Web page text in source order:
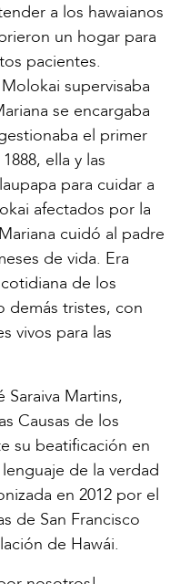
a los hawaianos
un hogar para
pacientes.
supervisaba
se encargaba
el primer
ella y las
para cuidar a
afectados por la
cuidó al padre
de vida. Era
de los
demás tristes, con
vivos para las
Martins,
Causas de los
su beatificación en
de la verdad
en 2012 por el
de San Francisco
de Hawái.